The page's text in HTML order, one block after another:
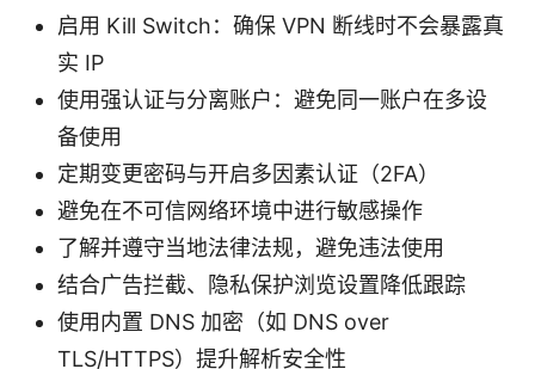
启用 Kill Switch：确保 VPN 断线时不会暴露真
实 IP
使用强认证与分离账户：避免同一账户在多设
备使用
定期变更密码与开启多因素认证（2FA）
避免在不可信网络环境中进行敏感操作
了解并遵守当地法律法规，避免违法使用
结合广告拦截、隐私保护浏览设置降低跟踪
使用内置 DNS 加密（如 DNS over
TLS/HTTPS）提升解析安全性